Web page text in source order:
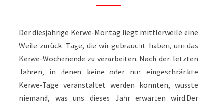
Der diesjährige Kerwe-Montag liegt mittlerweile eine
Weile zurück. Tage, die wir gebraucht haben, um das
Kerwe-Wochenende zu verarbeiten. Nach den letzten
Jahren, in denen keine oder nur eingeschränkte
Kerwe-Tage veranstaltet werden konnten, wusste
niemand, was uns dieses Jahr erwarten wird.Der